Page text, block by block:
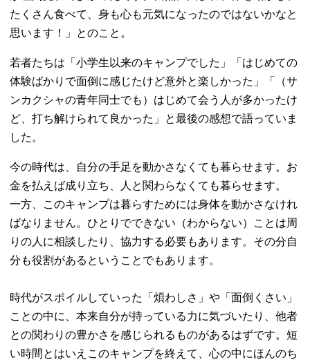
たくさん食べて、身も心も元気になったのではないかなと
思います！」とのこと。
若者たちは「小学生以来のキャンプでした」「はじめての
体験ばかりで面倒に感じたけど意外と楽しかった」「（サ
ンカクシャの青年同士でも）はじめて会う人が多かったけ
ど、打ち解けられて良かった」と最後の感想で語っていま
した。
今の時代は、自分の手足を動かさなくても暮らせます。お
金を払えば成り立ち、人と関わらなくても暮らせます。
一方、このキャンプは暮らすためには身体を動かさなけれ
ばなりません。ひとりでできない（わからない）ことは周
りの人に相談したり、協力する必要もあります。その分自
分も役割があるということでもあります。
時代がスポイルしていった「煩わしさ」や「面倒くさい」
ことの中に、本来自分が持っている力に気づいたり、他者
との関わりの豊かさを感じられるものがあるはずです。短
い時間とはいえこのキャンプを終えて、心の中にほんのち